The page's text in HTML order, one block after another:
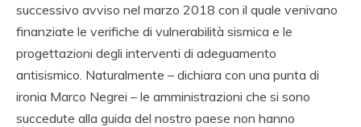
successivo avviso nel marzo 2018 con il quale venivano
finanziate le verifiche di vulnerabilità sismica e le
progettazioni degli interventi di adeguamento
antisismico. Naturalmente – dichiara con una punta di
ironia Marco Negrei – le amministrazioni che si sono
succedute alla guida del nostro paese non hanno